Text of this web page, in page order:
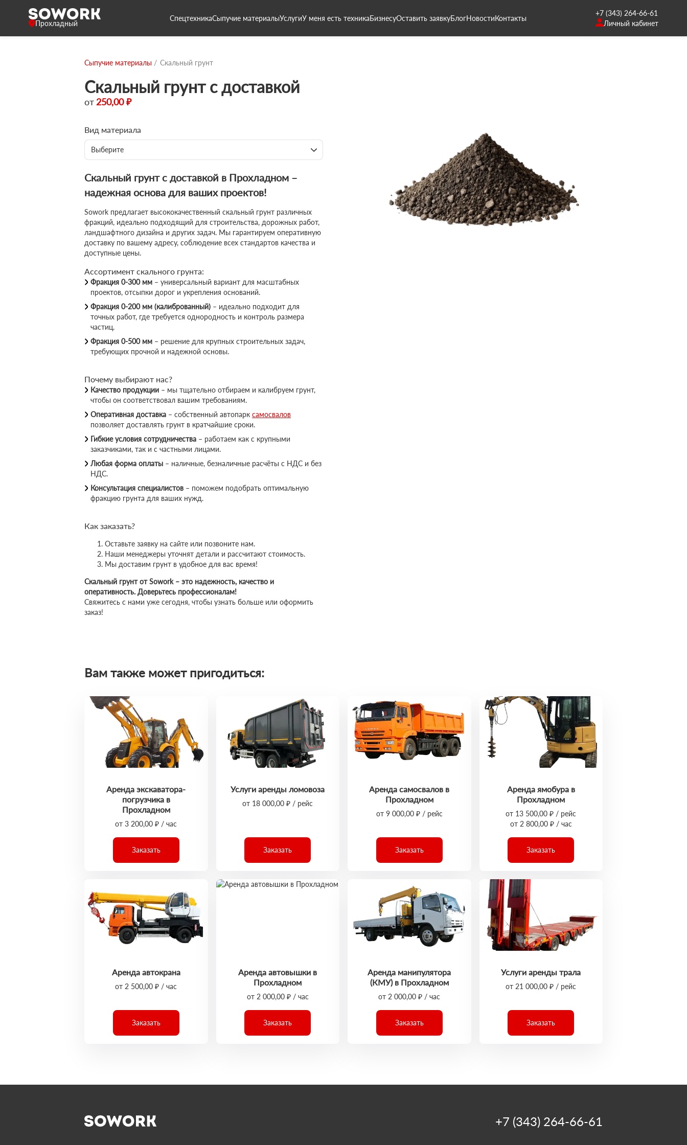
Прохладный
СпецтехникаСыпучие материалыУслугиУ меня есть техникаБизнесуОставить заявкуБлогНовостиКонтакты
+7 (343) 264-66-61
Личный кабинет
Сыпучие материалы Скальный грунт
Скальный грунт с доставкой
от 250,00 ₽
Вид материала
Выберите
Скальный грунт с доставкой в Прохладном –
надежная основа для ваших проектов!
Sowork предлагает высококачественный скальный грунт различных
фракций, идеально подходящий для строительства, дорожных работ,
ландшафтного дизайна и других задач. Мы гарантируем оперативную
доставку по вашему адресу, соблюдение всех стандартов качества и
доступные цены.
Ассортимент скального грунта:
Фракция 0-300 мм – универсальный вариант для масштабных
проектов, отсыпки дорог и укрепления оснований.
Фракция 0-200 мм (калиброванный) – идеально подходит для
точных работ, где требуется однородность и контроль размера
частиц.
Фракция 0-500 мм – решение для крупных строительных задач,
требующих прочной и надежной основы.
Почему выбирают нас?
Качество продукции – мы тщательно отбираем и калибруем грунт,
чтобы он соответствовал вашим требованиям.
Оперативная доставка – собственный автопарк самосвалов
позволяет доставлять грунт в кратчайшие сроки.
Гибкие условия сотрудничества – работаем как с крупными
заказчиками, так и с частными лицами.
Любая форма оплаты – наличные, безналичные расчёты с НДС и без
НДС.
Консультация специалистов – поможем подобрать оптимальную
фракцию грунта для ваших нужд.
Как заказать?
Оставьте заявку на сайте или позвоните нам.
Наши менеджеры уточнят детали и рассчитают стоимость.
Мы доставим грунт в удобное для вас время!
Скальный грунт от Sowork – это надежность, качество и
оперативность. Доверьтесь профессионалам!
Свяжитесь с нами уже сегодня, чтобы узнать больше или оформить
заказ!
Вам также может пригодиться:
Аренда экскаватора-
погрузчика в
Прохладном
от 3 200,00 ₽ / час
Заказать
Услуги аренды ломовоза
от 18 000,00 ₽ / рейс
Заказать
Аренда самосвалов в
Прохладном
от 9 000,00 ₽ / рейс
Заказать
Аренда ямобура в
Прохладном
от 13 500,00 ₽ / рейс
от 2 800,00 ₽ / час
Заказать
Аренда автокрана
от 2 500,00 ₽ / час
Заказать
Аренда автовышки в
Прохладном
от 2 000,00 ₽ / час
Заказать
Аренда манипулятора
(КМУ) в Прохладном
от 2 000,00 ₽ / час
Заказать
Услуги аренды трала
от 21 000,00 ₽ / рейс
Заказать
+7 (343) 264-66-61